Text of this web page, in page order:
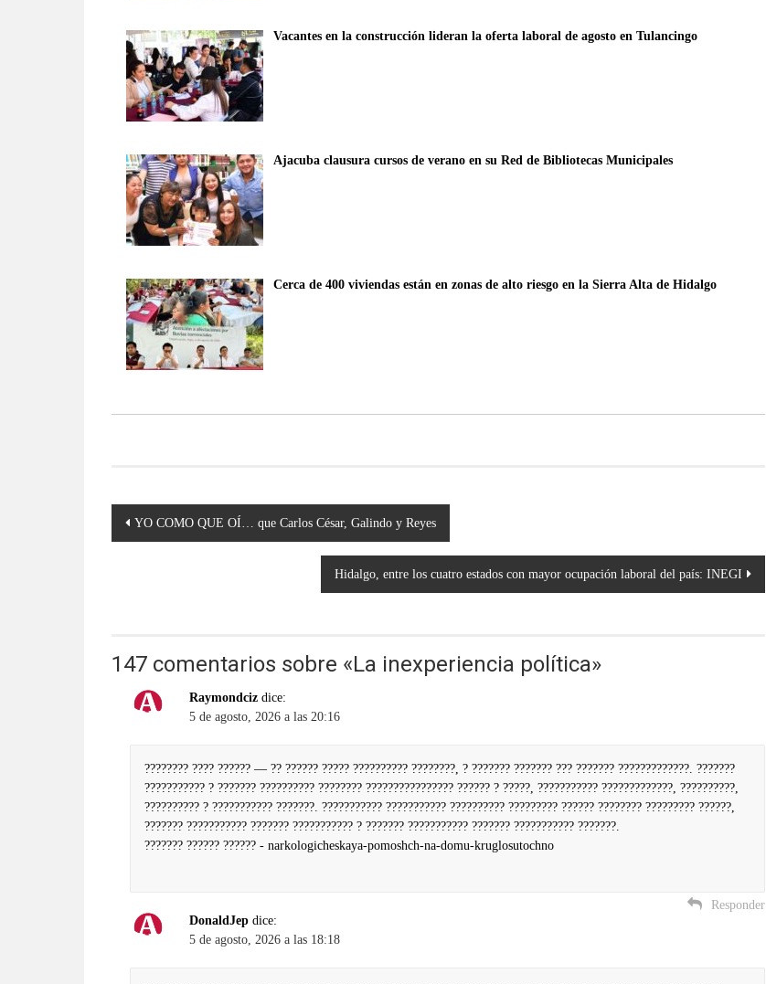
Vacantes en la construcción lideran la oferta laboral de agosto en Tulancingo
Ajacuba clausura cursos de verano en su Red de Bibliotecas Municipales
Cerca de 400 viviendas están en zonas de alto riesgo en la Sierra Alta de Hidalgo
Navegación
de
YO COMO QUE OÍ… que Carlos César, Galindo y Reyes
Hidalgo, entre los cuatro estados con mayor ocupación laboral del país: INEGI
147 comentarios sobre «La inexperiencia política»
Raymondciz dice:
5 de agosto, 2026 a las 20:16
???????? ???? ?????? — ?? ?????? ????? ?????????? ????????, ? ??????? ??????? ??? ??????? ?????????????. ???????
??????????? ? ??????? ?????????? ???????? ???????????????? ?????? ? ?????, ??????????? ?????????????, ??????????,
?????????? ? ??????????? ???????. ??????????? ??????????? ?????????? ????????? ?????? ???????? ????????? ??????,
??????? ??????????? ??????? ??????????? ? ??????? ??????????? ??????? ??????????? ???????.
??????? ?????? ?????? - narkologicheskaya-pomoshch-na-domu-kruglosutochno
Responder
DonaldJep dice:
5 de agosto, 2026 a las 18:18